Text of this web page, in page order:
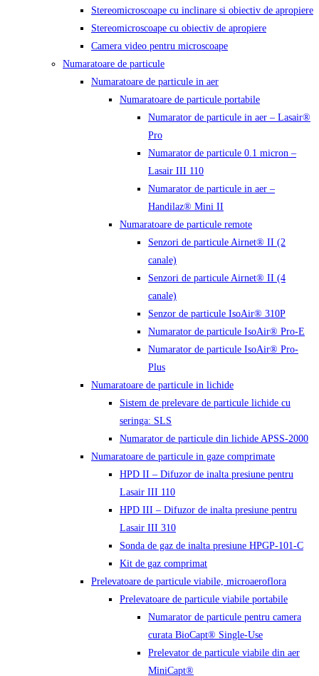
Stereomicroscoape cu inclinare si obiectiv de apropiere
Stereomicroscoape cu obiectiv de apropiere
Camera video pentru microscoape
Numaratoare de particule
Numaratoare de particule in aer
Numaratoare de particule portabile
Numarator de particule in aer – Lasair®
Pro
Numarator de particule 0.1 micron –
Lasair III 110
Numarator de particule in aer –
Handilaz® Mini II
Numaratoare de particule remote
Senzori de particule Airnet® II (2
canale)
Senzori de particule Airnet® II (4
canale)
Senzor de particule IsoAir® 310P
Numarator de particule IsoAir® Pro-E
Numarator de particule IsoAir® Pro-
Plus
Numaratoare de particule in lichide
Sistem de prelevare de particule lichide cu
seringa: SLS
Numarator de particule din lichide APSS-2000
Numaratoare de particule in gaze comprimate
HPD II – Difuzor de inalta presiune pentru
Lasair III 110
HPD III – Difuzor de inalta presiune pentru
Lasair III 310
Sonda de gaz de inalta presiune HPGP-101-C
Kit de gaz comprimat
Prelevatoare de particule viabile, microaeroflora
Prelevatoare de particule viabile portabile
Numarator de particule pentru camera
curata BioCapt® Single-Use
Prelevator de particule viabile din aer
MiniCapt®